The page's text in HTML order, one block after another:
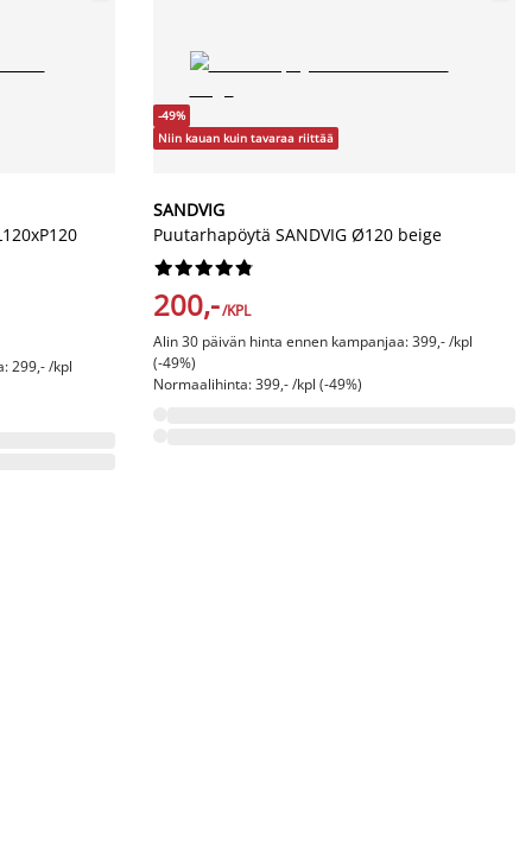
299,- /kpl
-49%
Niin kauan kuin tavaraa riittää
SANDVIG
Puutarhapöytä SANDVIG Ø120 beige






200,-/KPL
Alin 30 päivän hinta ennen kampanjaa: 399,- /kpl
(-49%)
Normaalihinta: 399,- /kpl (-49%)